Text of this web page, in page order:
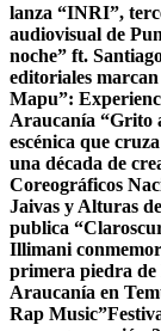
lanza “INRI”,
audiovisual de
noche” ft.
editoriales
Mapu”:
Araucanía “Grito
escénica que
una década de
Coreográficos
Jaivas y Alturas
publica
Illimani
primera piedra
Araucanía en
Rap Music”